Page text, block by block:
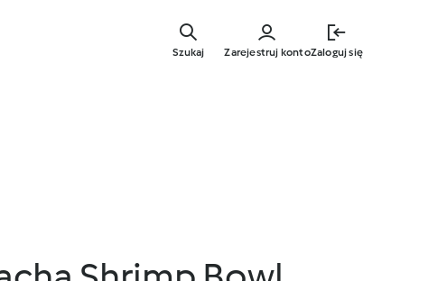
głównej
Zarejestruj kontoZaloguj się
Szukaj